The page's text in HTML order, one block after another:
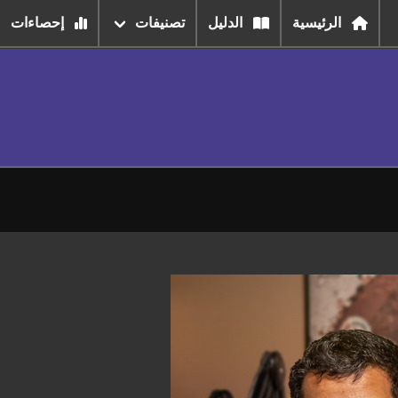
الرئيسية الدليل تصنيفات إحصاءات